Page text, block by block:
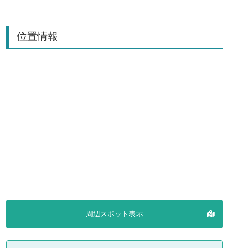
位置情報
周辺スポット表示